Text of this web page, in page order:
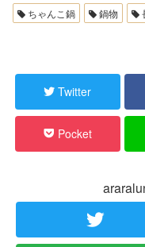
ちゃんこ鍋 鍋物
Twitter
Pocket